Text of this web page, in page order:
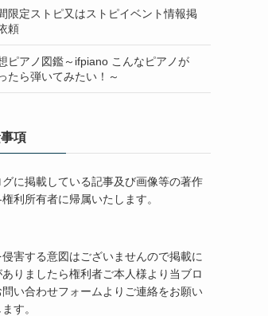
限定ストピ又はストピイベント情報掲
頼
ピアノ図鑑～ifpiano こんなピアノが
たら弾いてみたい！～
項
グに掲載している記事及び画像等の著作
利所有者に帰属いたします。
害する意図はございませんので掲載に
ありましたら権利者ご本人様より当ブロ
問い合わせフォームよりご連絡をお願い
す。